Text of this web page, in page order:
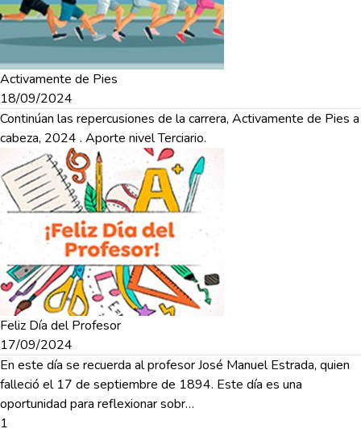
Activamente de Pies
18/09/2024
Continúan las repercusiones de la carrera, Activamente de Pies a
cabeza, 2024 . Aporte nivel Terciario.
Feliz Día del Profesor
17/09/2024
En este día se recuerda al profesor José Manuel Estrada, quien
falleció el 17 de septiembre de 1894. Este día es una
oportunidad para reflexionar sobr…
1